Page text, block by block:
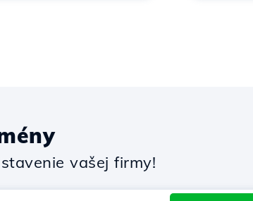
vašej firmy!